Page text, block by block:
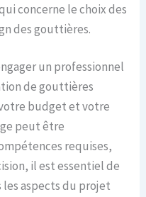
concerne le choix des
des gouttières.
un professionnel
de gouttières
budget et votre
peut être
requises,
il est essentiel de
aspects du projet